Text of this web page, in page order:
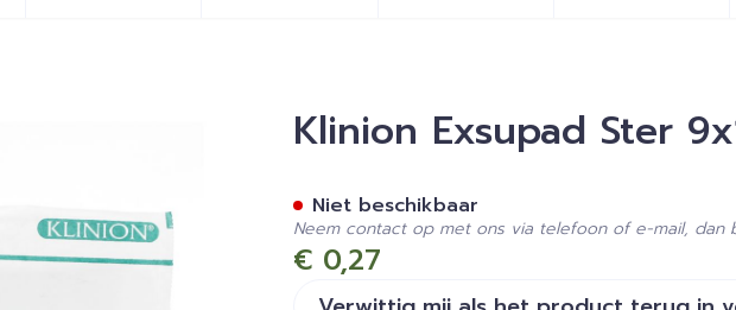
Ster 9x12cm S 1 4170000Klinion Exsupad Ster
€ 0,27
Niet beschikbaar
Neem contact op met ons via telefoon of e-mail, dan